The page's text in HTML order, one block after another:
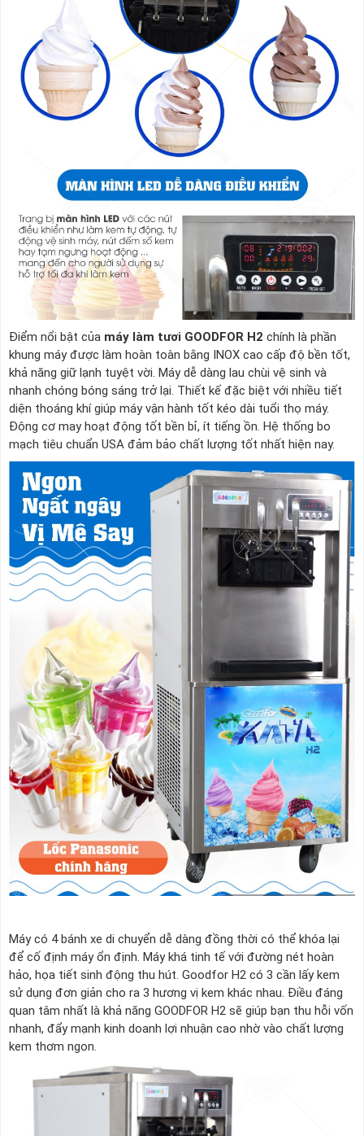
Điểm nổi bật của máy làm tươi GOODFOR H2 chính là phần
khung máy được làm hoàn toàn bằng INOX cao cấp độ bền tốt,
khả năng giữ lạnh tuyệt vời. Máy dễ dàng lau chùi vệ sinh và
nhanh chóng bóng sáng trở lại. Thiết kế đặc biệt với nhiều tiết
diện thoáng khí giúp máy vận hành tốt kéo dài tuổi thọ máy.
Động cơ may hoạt động tốt bền bỉ, ít tiếng ồn. Hệ thống bo
mạch tiêu chuẩn USA đảm bảo chất lượng tốt nhất hiện nay.
Máy có 4 bánh xe di chuyển dễ dàng đồng thời có thể khóa lại
để cố định máy ổn định. Máy khá tinh tế với đường nét hoàn
hảo, họa tiết sinh động thu hút. Goodfor H2 có 3 cần lấy kem
sử dụng đơn giản cho ra 3 hương vị kem khác nhau. Điều đáng
quan tâm nhất là khả năng GOODFOR H2 sẽ giúp bạn thu hỗi vốn
nhanh, đẩy mạnh kinh doanh lợi nhuận cao nhờ vào chất lượng
kem thơm ngon.